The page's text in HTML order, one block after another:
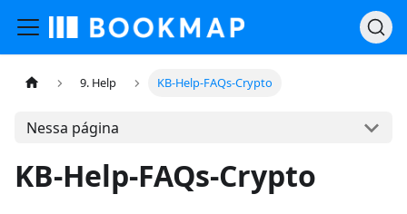
9. Help KB-Help-FAQs-Crypto
Nessa página
KB-Help-FAQs-Crypto